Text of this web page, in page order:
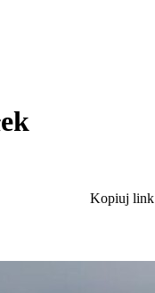
Kopiuj link